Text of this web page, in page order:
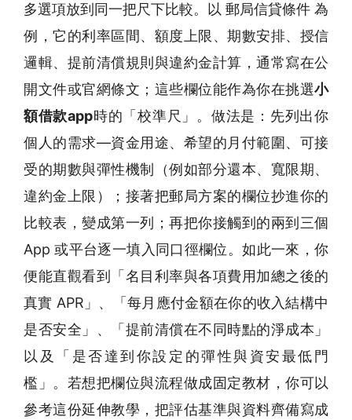
多選項放到同一把尺下比較。以 郵局信貸條件 為
例，它的利率區間、額度上限、期數安排、授信
邏輯、提前清償規則與違約金計算，通常寫在公
開文件或官網條文；這些欄位能作為你在挑選小
額借款app時的「校準尺」。做法是：先列出你
個人的需求—資金用途、希望的月付範圍、可接
受的期數與彈性機制（例如部分還本、寬限期、
違約金上限）；接著把郵局方案的欄位抄進你的
比較表，變成第一列；再把你接觸到的兩到三個
App 或平台逐一填入同口徑欄位。如此一來，你
便能直觀看到「名目利率與各項費用加總之後的
真實 APR」、「每月應付金額在你的收入結構中
是否安全」、「提前清償在不同時點的淨成本」
以及「是否達到你設定的彈性與資安最低門
檻」。若想把欄位與流程做成固定教材，你可以
參考這份延伸教學，把評估基準與資料齊備寫成